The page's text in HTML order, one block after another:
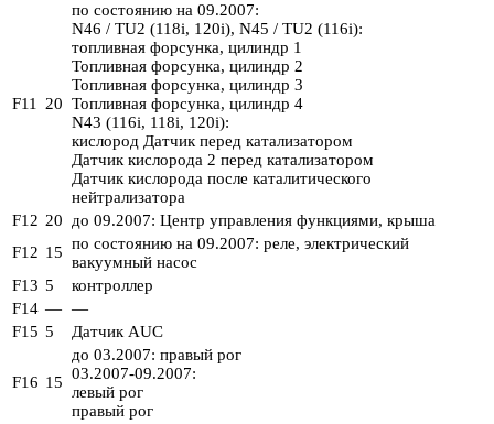
F11 20
по состоянию на 09.2007:
N46 / TU2 (118i, 120i), N45 / TU2 (116i):
топливная форсунка, цилиндр 1
Топливная форсунка, цилиндр 2
Топливная форсунка, цилиндр 3
Топливная форсунка, цилиндр 4
N43 (116i, 118i, 120i):
кислород Датчик перед катализатором
Датчик кислорода 2 перед катализатором
Датчик кислорода после каталитического
нейтрализатора
F12 20 до 09.2007: Центр управления функциями, крыша
F12 15 по состоянию на 09.2007: реле, электрический
вакуумный насос
F13 5
контроллер
F14 — —
F15 5 Датчик AUC
F16 15
до 03.2007: правый рог
03.2007-09.2007:
левый рог
правый рог